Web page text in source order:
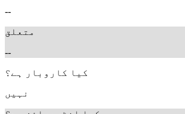
--
متعلق
--
کیا کاروبار ہے؟
نہیں